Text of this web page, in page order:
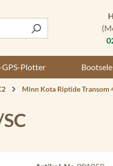
Plotter
Minn Kota Riptide Transom